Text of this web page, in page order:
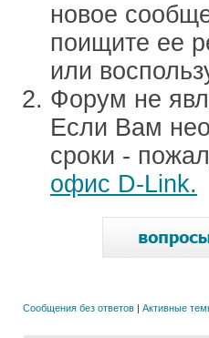
новое
поищите ее
или
Форум не
Если Вам
сроки -
офис D-Link.
Сообщения без ответов | Активные